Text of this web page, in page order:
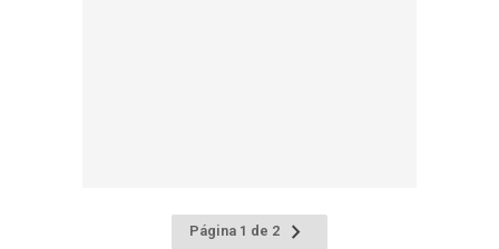
Página 1 de 2
Ir